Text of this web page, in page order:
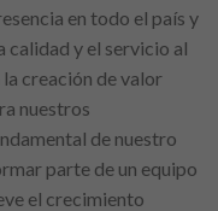
en todo el país y
calidad y el servicio al
creación de valor
nuestros
de nuestro
parte de un equipo
el crecimiento